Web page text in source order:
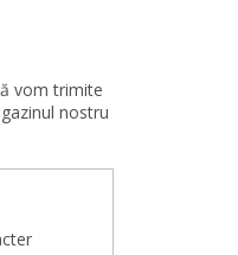
vom trimite
nostru